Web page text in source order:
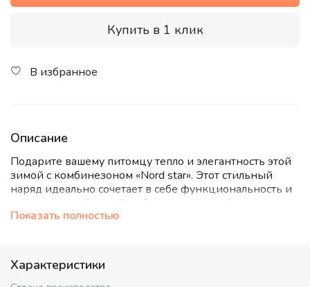
Купить в 1 клик
В избранное
Описание
Подарите вашему питомцу тепло и элегантность этой
зимой с комбинезоном «Nord star». Этот стильный
наряд идеально сочетает в себе функциональность и
неповторимый дизайн, обеспечивая комфорт даже в
самые морозные дни.
надежно защитит от ветра и снега. Мягкая подкладка
и уютный воротник из искусственного меха
Показать полностью
Характеристики